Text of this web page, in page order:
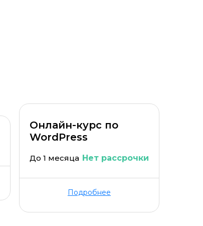
Онлайн-курс по
WordPress
До 1 месяца Нет рассрочки
Подробнее